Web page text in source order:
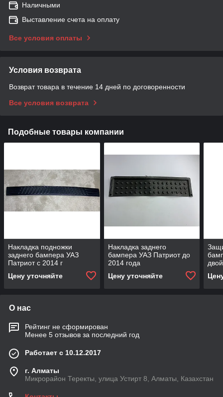
Наличными
Выставление счета на оплату
Все условия оплаты
Условия возврата
Возврат товара в течение 14 дней по договоренности
Все условия возврата
Подобные товары компании
Накладка подножки
заднего бампера УАЗ
Патриот с 2014 г
Цену уточняйте
Накладка заднего
бампера УАЗ Патриот до
2014 года
Цену уточняйте
О нас
Рейтинг не сформирован
Менее 5 отзывов за последний год
Работает с 10.12.2017
г. Алматы
Микрорайон Теректы, улица Устирт 8, Алматы, Казахстан